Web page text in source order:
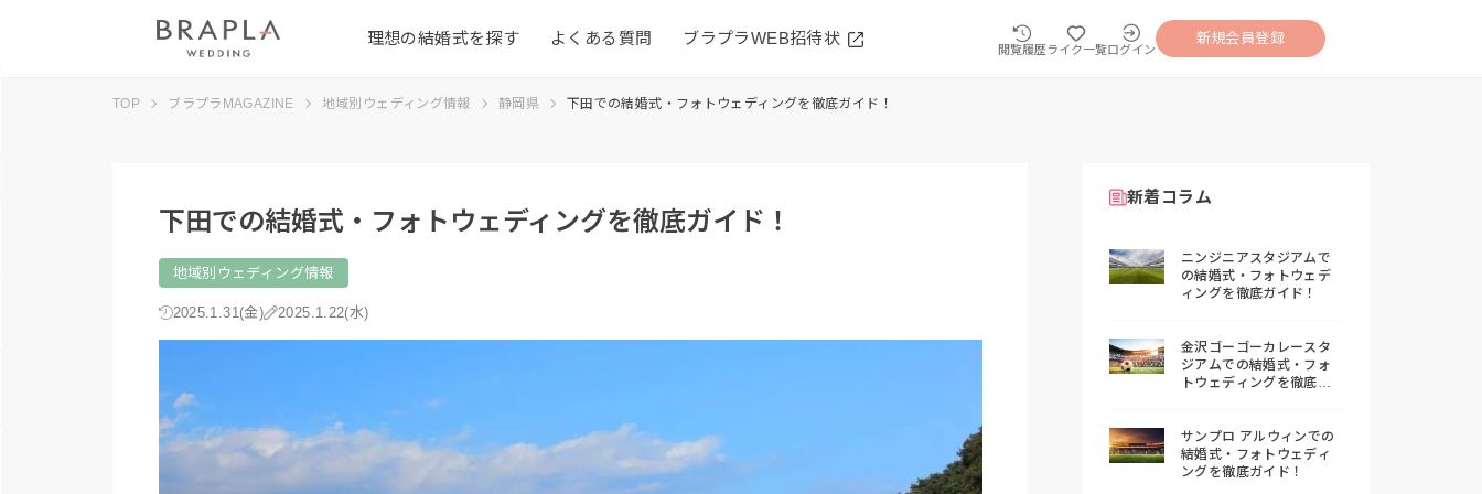
理想の結婚式を探す よくある質問 ブラプラWEB招待状
閲覧履歴ライク一覧ログイン
新規会員登録
TOP ブラプラMAGAZINE 地域別ウェディング情報 静岡県 下田での結婚式・フォトウェディングを徹底ガイド！
下田での結婚式・フォトウェディングを徹底ガイド！
地域別ウェディング情報
2025.1.31(金) 2025.1.22(水)
新着コラム
ニンジニアスタジアムで
の結婚式・フォトウェデ
ィングを徹底ガイド！
金沢ゴーゴーカレースタ
ジアムでの結婚式・フォ
トウェディングを徹底ガ
サンプロ アルウィンでの
結婚式・フォトウェディ
ングを徹底ガイド！